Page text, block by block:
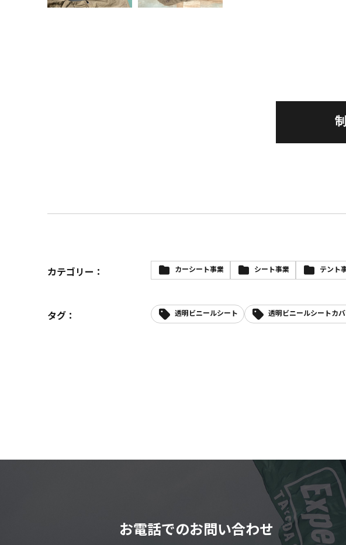
カテゴリー： カーシート事業 シート事業 テント
タグ： 透明ビニールシート 透明ビニールシートカ
お電話でのお問い合わせ